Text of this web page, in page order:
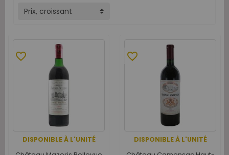
Prix, croissant
DISPONIBLE À L'UNITÉ
favorite_border
DISPONIBLE À L'UNITÉ
favorite_border